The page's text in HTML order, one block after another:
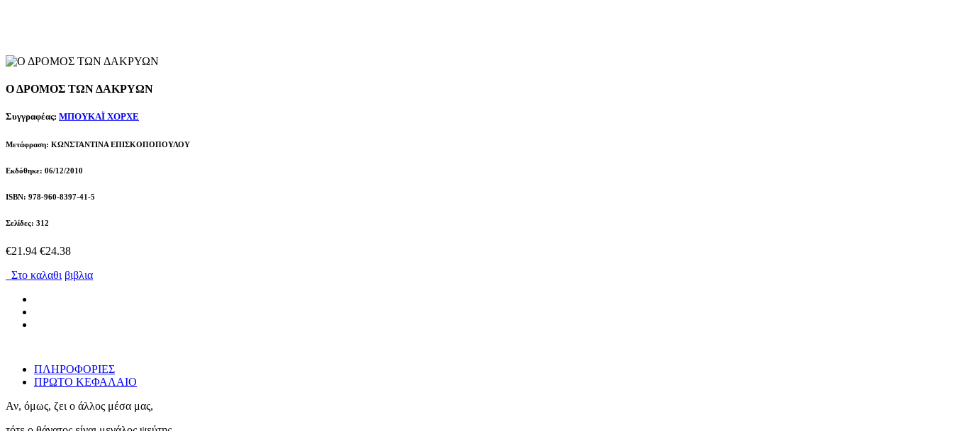
Ο ΔΡΟΜΟΣ ΤΩΝ ΔΑΚΡΥΩΝ
Συγγραφέας: ΜΠΟΥΚΑΪ ΧΟΡΧΕ
Μετάφραση: ΚΩΝΣΤΑΝΤΙΝΑ ΕΠΙΣΚΟΠΟΠΟΥΛΟΥ
Εκδόθηκε: 06/12/2010
ISBN: 978-960-8397-41-5
Σελίδες: 312
€21.94 €24.38
Στο καλαθι βιβλια
ΠΛΗΡΟΦΟΡΙΕΣ
ΠΡΩΤΟ ΚΕΦΑΛΑΙΟ
Αν, όμως, ζει ο άλλος μέσα μας,